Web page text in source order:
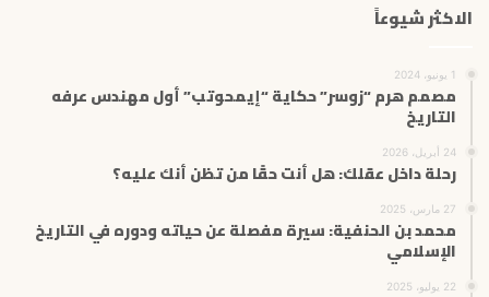
الاكثر شيوعاً
1 يونيو، 2024
مصمم هرم “زوسر” حكاية “إيمحوتب” أول مهندس عرفه
التاريخ
24 أبريل، 2026
رحلة داخل عقلك: هل أنت حقًا من تظن أنك عليه؟
27 مارس، 2025
محمد بن الحنفية: سيرة مفصلة عن حياته ودوره في التاريخ
الإسلامي
22 يوليو، 2025